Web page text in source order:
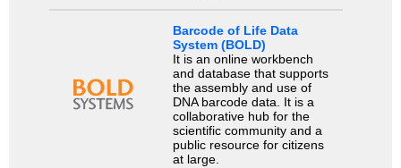
Barcode of Life Data
System (BOLD)
It is an online workbench
and database that supports
the assembly and use of
DNA barcode data. It is a
collaborative hub for the
scientific community and a
public resource for citizens
at large.